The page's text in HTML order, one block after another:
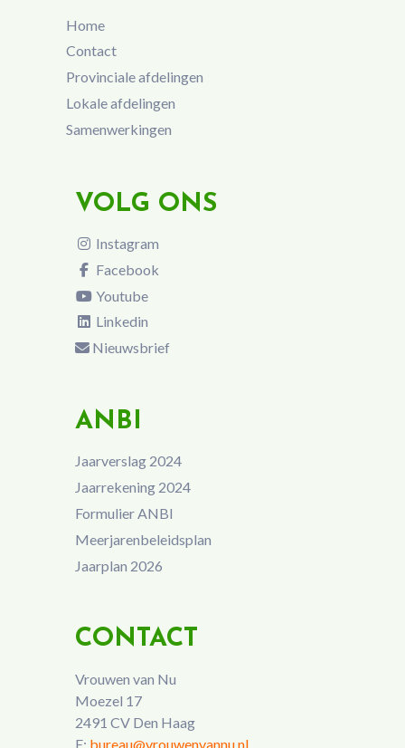
Home
Contact
Provinciale afdelingen
Lokale afdelingen
Samenwerkingen
VOLG ONS
Instagram
Facebook
Youtube
Linkedin
Nieuwsbrief
ANBI
Jaarverslag 2024
Jaarrekening 2024
Formulier ANBI
Meerjarenbeleidsplan
Jaarplan 2026
CONTACT
Vrouwen van Nu
Moezel 17
2491 CV Den Haag
E: bureau@vrouwenvannu.nl